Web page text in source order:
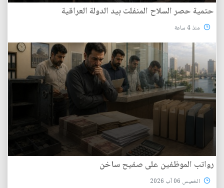
حتمية حصر السلاح المنفلت بيد الدولة العراقية
منذ 4 ساعة
رواتب الموظفين على صفيح ساخن
الخميس 06 آب 2026